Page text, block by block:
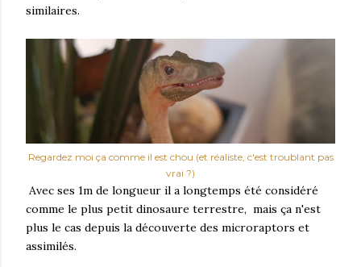
similaires.
Regardez moi ça comme il est chou (et réaliste, c'est troublant pas
vrai ?)
Avec ses 1m de longueur il a longtemps été considéré
comme le plus petit dinosaure terrestre, mais ça n'est
plus le cas depuis la découverte des microraptors et
assimilés.